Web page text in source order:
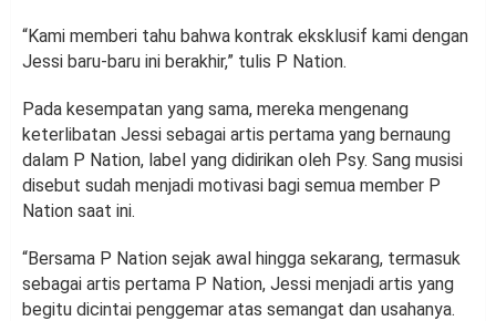
“Kami memberi tahu bahwa kontrak eksklusif kami dengan
Jessi baru-baru ini berakhir,” tulis P Nation.
Pada kesempatan yang sama, mereka mengenang
keterlibatan Jessi sebagai artis pertama yang bernaung
dalam P Nation, label yang didirikan oleh Psy. Sang musisi
disebut sudah menjadi motivasi bagi semua member P
Nation saat ini.
“Bersama P Nation sejak awal hingga sekarang, termasuk
sebagai artis pertama P Nation, Jessi menjadi artis yang
begitu dicintai penggemar atas semangat dan usahanya.